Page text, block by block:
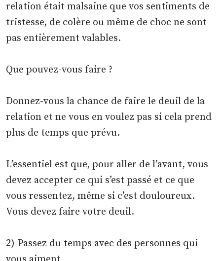
relation était malsaine que vos sentiments de
tristesse, de colère ou même de choc ne sont
pas entièrement valables.
Que pouvez-vous faire ?
Donnez-vous la chance de faire le deuil de la
relation et ne vous en voulez pas si cela prend
plus de temps que prévu.
L’essentiel est que, pour aller de l’avant, vous
devez accepter ce qui s’est passé et ce que
vous ressentez, même si c’est douloureux.
Vous devez faire votre deuil.
2) Passez du temps avec des personnes qui